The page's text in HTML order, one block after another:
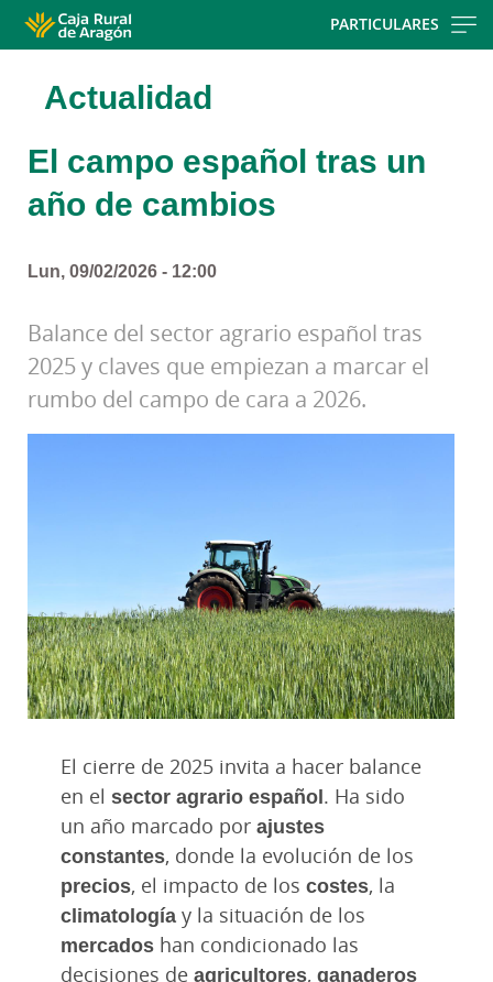
PARTICULARES
Actualidad
El campo español tras un
año de cambios
Lun, 09/02/2026 - 12:00
Balance del sector agrario español tras
2025 y claves que empiezan a marcar el
rumbo del campo de cara a 2026.
El cierre de 2025 invita a hacer balance
en el sector agrario español. Ha sido
un año marcado por ajustes
constantes, donde la evolución de los
precios, el impacto de los costes, la
climatología y la situación de los
mercados han condicionado las
decisiones de agricultores, ganaderos